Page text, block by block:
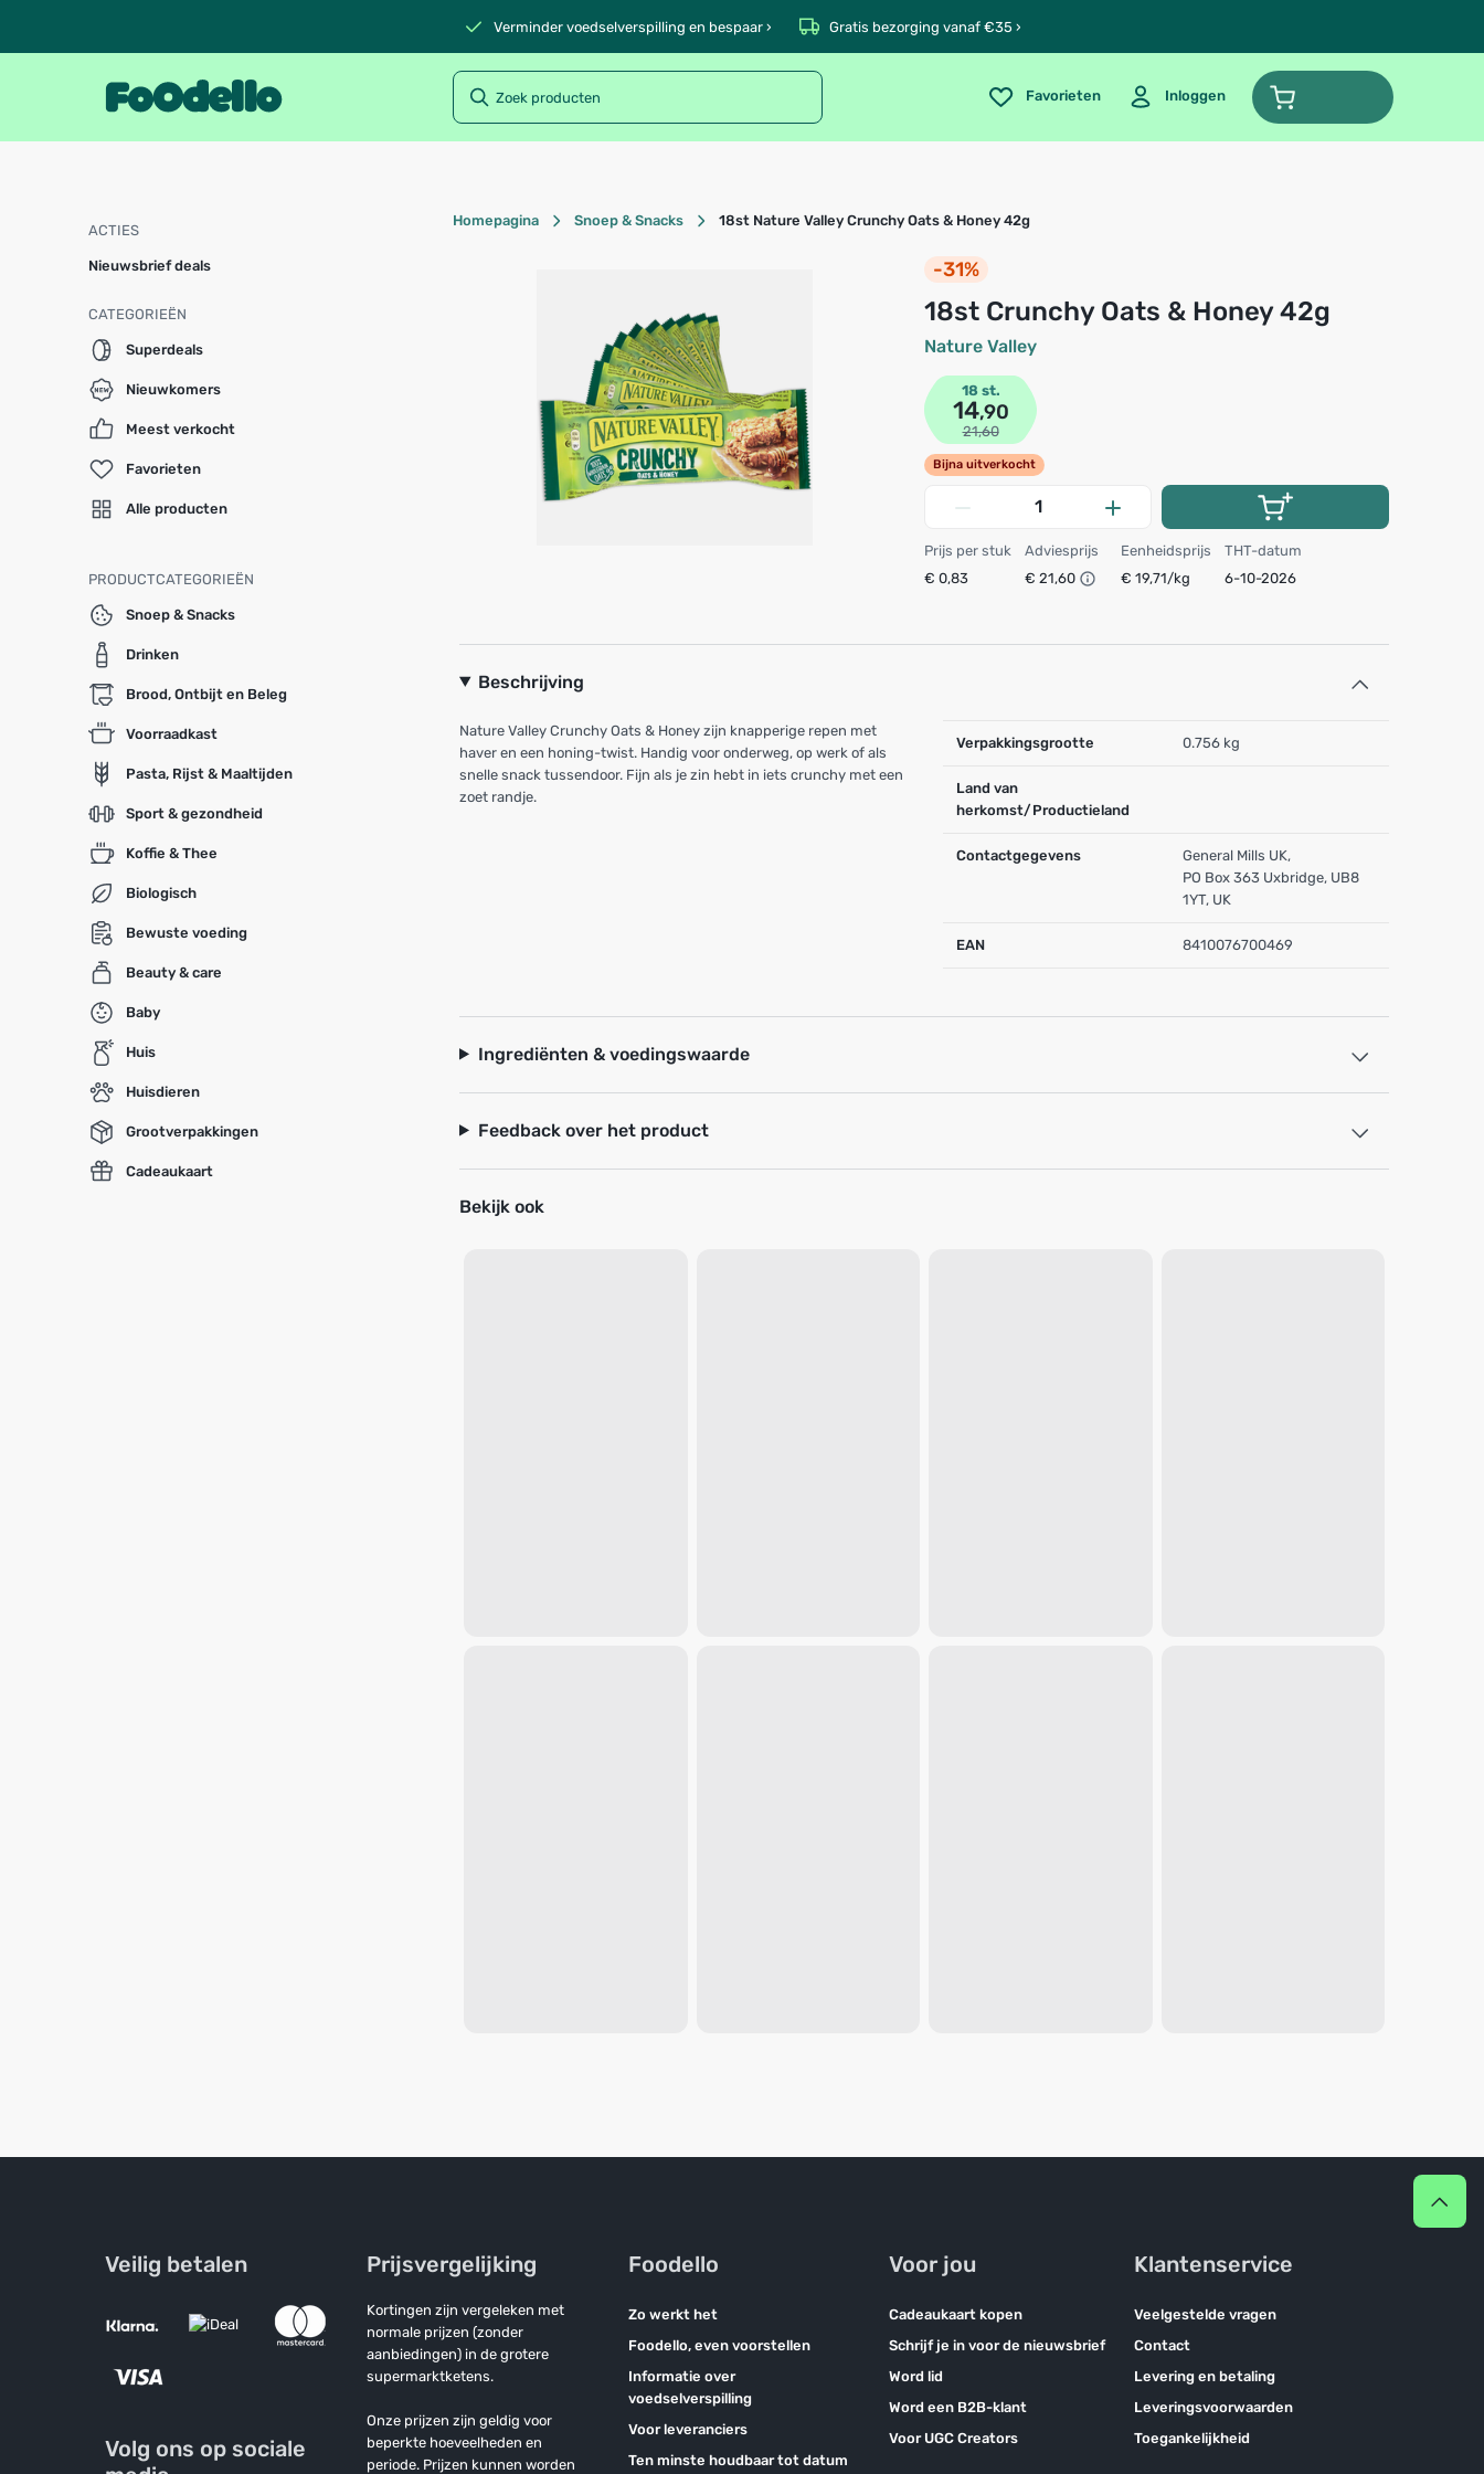
Verminder voedselverspilling en bespaar › Gratis bezorging vanaf €35 ›
Favorieten Inloggen
ACTIES
Nieuwsbrief deals
CATEGORIEËN
Superdeals
Nieuwkomers
Meest verkocht
Favorieten
Alle producten
PRODUCTCATEGORIEËN
Snoep & Snacks
Drinken
Brood, Ontbijt en Beleg
Voorraadkast
Pasta, Rijst & Maaltijden
Sport & gezondheid
Koffie & Thee
Biologisch
Bewuste voeding
Beauty & care
Baby
Huis
Huisdieren
Grootverpakkingen
Cadeaukaart
Homepagina Snoep & Snacks 18st Nature Valley Crunchy Oats & Honey 42g
-31%
18st Crunchy Oats & Honey 42g
Nature Valley
18 st.
14,90
21,60
Bijna uitverkocht
Prijs per stuk
€ 0,83
Adviesprijs
€ 21,60
Eenheidsprijs
€ 19,71/kg
THT-datum
6-10-2026
Beschrijving
Nature Valley Crunchy Oats & Honey zijn knapperige repen met
haver en een honing-twist. Handig voor onderweg, op werk of als
snelle snack tussendoor. Fijn als je zin hebt in iets crunchy met een
zoet randje.
Verpakkingsgrootte 0.756 kg
Land van
herkomst/Productieland
Contactgegevens
General Mills UK,
PO Box 363 Uxbridge, UB8
1YT, UK
EAN 8410076700469
Ingrediënten & voedingswaarde
Feedback over het product
Bekijk ook
Veilig betalen
Volg ons op sociale
Prijsvergelijking
Kortingen zijn vergeleken met
normale prijzen (zonder
aanbiedingen) in de grotere
supermarktketens.
Onze prijzen zijn geldig voor
beperkte hoeveelheden en
periode. Prijzen kunnen worden
Foodello
Zo werkt het
Foodello, even voorstellen
Informatie over
voedselverspilling
Voor leveranciers
Ten minste houdbaar tot datum
Voor jou
Cadeaukaart kopen
Schrijf je in voor de nieuwsbrief
Word lid
Word een B2B-klant
Voor UGC Creators
Klantenservice
Veelgestelde vragen
Contact
Levering en betaling
Leveringsvoorwaarden
Toegankelijkheid